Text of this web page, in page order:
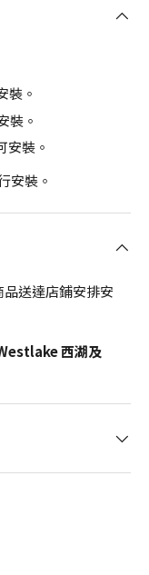
裝。
裝。
安裝。
安裝。
品送達店鋪安排安
西湖及